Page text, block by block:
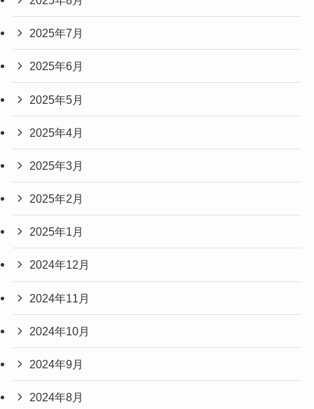
2025年7月
2025年6月
2025年5月
2025年4月
2025年3月
2025年2月
2025年1月
2024年12月
2024年11月
2024年10月
2024年9月
2024年8月